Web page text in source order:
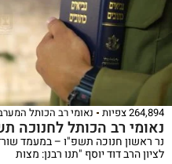
264,894 צפיות נאומי רב הכותל
נאומי רב הכותל לחנוכה
נר ראשון חנוכה תשפ"ו – במעמד
לציון הרב דוד יוסף "תנו רבנן: מצות